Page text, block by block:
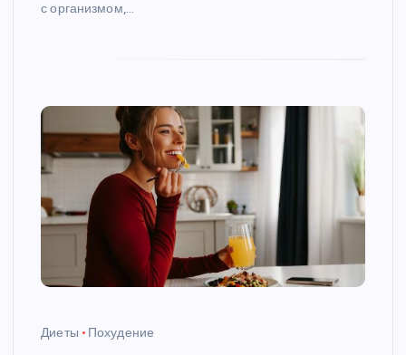
с организмом,…
Диеты Похудение